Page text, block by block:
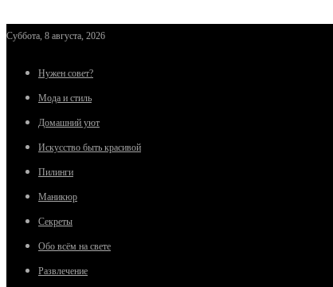
Суббота, 8 августа, 2026
Нужен совет?
Мода и стиль
Домашний уют
Искусство быть красивой
Пилинги
Маникюр
Секреты
Обо всём на свете
Развлечение